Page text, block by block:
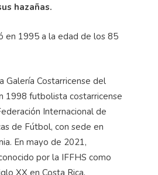
hazañas.
en 1995 a la edad de los 85
Galería Costarricense del
1998 futbolista costarricense
Internacional de
de Fútbol, con sede en
En mayo de 2021,
por la IFFHS como
XX en Costa Rica.